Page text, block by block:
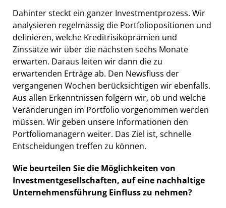
Dahinter steckt ein ganzer Investmentprozess. Wir
analysieren regelmässig die Portfoliopositionen und
definieren, welche Kreditrisikoprämien und
Zinssätze wir über die nächsten sechs Monate
erwarten. Daraus leiten wir dann die zu
erwartenden Erträge ab. Den Newsfluss der
vergangenen Wochen berücksichtigen wir ebenfalls.
Aus allen Erkenntnissen folgern wir, ob und welche
Veränderungen im Portfolio vorgenommen werden
müssen. Wir geben unsere Informationen den
Portfoliomanagern weiter. Das Ziel ist, schnelle
Entscheidungen treffen zu können.
Wie beurteilen Sie die Möglichkeiten von
Investmentgesellschaften, auf eine nachhaltige
Unternehmensführung Einfluss zu nehmen?